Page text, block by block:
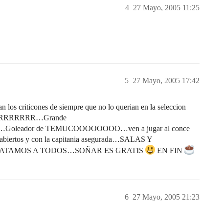
27 Mayo, 2005 11:25
4
27 Mayo, 2005 17:42
5
los criticones de siempre que no lo querian en la seleccion
de TEMUCOOOOOOOO…ven a jugar al conce
y con la capitania asegurada…SALAS Y
A TODOS…SOÑAR ES GRATIS
EN FIN
27 Mayo, 2005 21:23
6